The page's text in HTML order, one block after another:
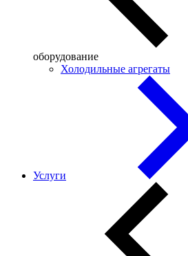
оборудование
Холодильные агрегаты
Услуги